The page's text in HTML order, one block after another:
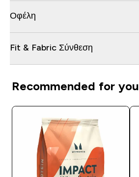
Οφέλη
Fit & Fabric Σύνθεση
Recommended for you